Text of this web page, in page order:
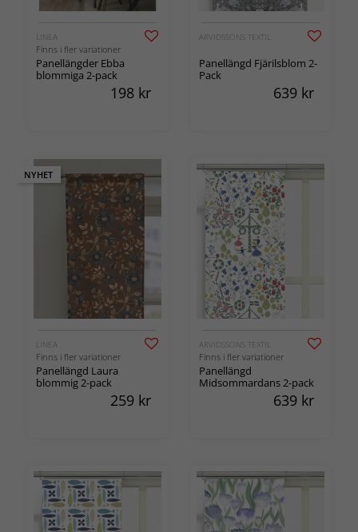
LINEA
Finns i fler variationer
Panellängder Ebba
blommiga 2-pack
198 kr
ARVIDSSONS TEXTIL
Panellängd Fjärilsblom 2-
Pack
639 kr
NYHET
LINEA
Finns i fler variationer
Panellängd Laura
blommig 2-pack
259 kr
ARVIDSSONS TEXTIL
Finns i fler variationer
Panellängd
Midsommardans 2-pack
639 kr